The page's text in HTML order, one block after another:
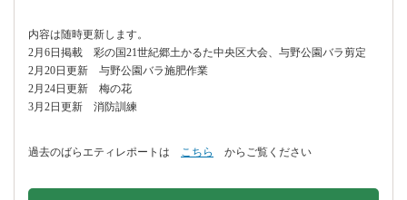
内容は随時更新します。
2月6日掲載 彩の国21世紀郷土かるた中央区大会、与野公園バラ剪定
2月20日更新 与野公園バラ施肥作業
2月24日更新 梅の花
3月2日更新 消防訓練
過去のばらエティレポートは こちら からご覧ください